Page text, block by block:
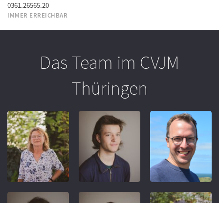
0361.26565.20
IMMER ERREICHBAR
Das Team im CVJM
Thüringen